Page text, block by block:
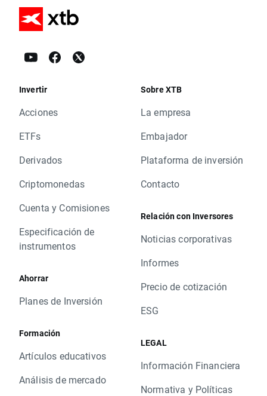
Invertir
Acciones
ETFs
Derivados
Criptomonedas
Cuenta y Comisiones
Especificación de
instrumentos
Ahorrar
Planes de Inversión
Formación
Artículos educativos
Análisis de mercado
Sobre XTB
La empresa
Embajador
Plataforma de inversión
Contacto
Relación con Inversores
Noticias corporativas
Informes
Precio de cotización
ESG
LEGAL
Información Financiera
Normativa y Políticas